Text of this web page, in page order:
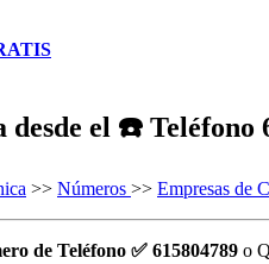
el ☎️ Teléfono
>> Números >> Empresas de
de Teléfono ✅ 615804789 o